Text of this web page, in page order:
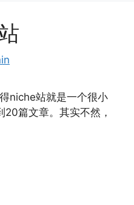
niche站就是一个很小
篇文章。其实不然，